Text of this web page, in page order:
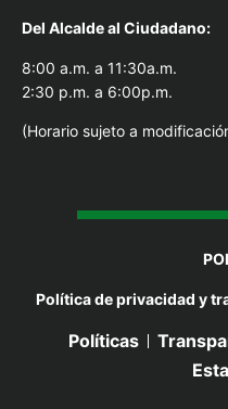
Del Alcalde al Ciudadano:
8:00 a.m. a 11:30a.m.
2:30 p.m. a 6:00p.m.
(Horario sujeto a
Política de privacidad y
Políticas